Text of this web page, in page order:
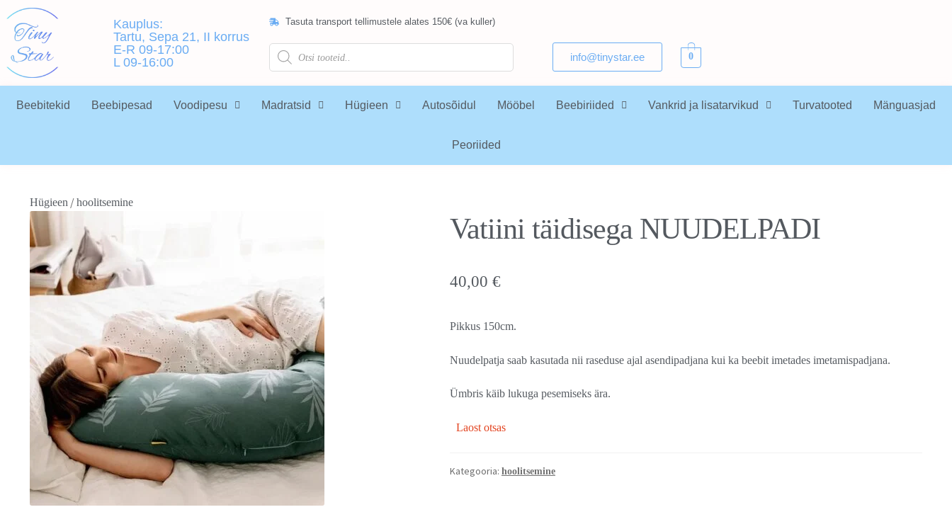
Kauplus:
Tartu, Sepa 21, II korrus
E-R 09-17:00
L 09-16:00
Tasuta transport tellimustele alates 150€ (va kuller)
info@tinystar.ee 0
Beebitekid Beebipesad Voodipesu Madratsid Hügieen Autosõidul Mööbel Beebiriided Vankrid ja lisatarvikud Turvatooted Mänguasjad
Peoriided
Hügieen/hoolitsemine
Vatiini täidisega NUUDELPADI
40,00 €
Pikkus 150cm.
Nuudelpatja saab kasutada nii raseduse ajal asendipadjana kui ka beebit imetades imetamispadjana.
Ümbris käib lukuga pesemiseks ära.
Laost otsas
Kategooria: hoolitsemine